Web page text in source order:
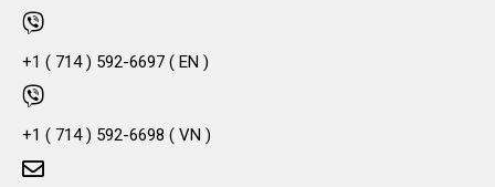
+1 ( 714 ) 592-6697 ( EN )
+1 ( 714 ) 592-6698 ( VN )